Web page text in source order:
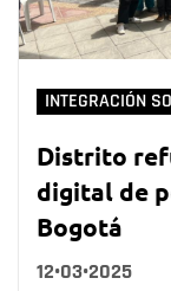
INTEGRACIÓN
Distrito
digital de
Bogotá
12•03•2025